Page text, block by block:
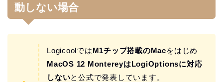
動しない場合
LogicoolではM1チップ搭載のMacをはじめ
MacOS 12 MontereyはLogiOptionsに対応
しないと公式で発表しています。